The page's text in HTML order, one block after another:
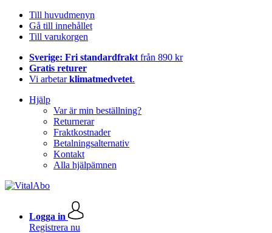
Till huvudmenyn
Gå till innehållet
Till varukorgen
Sverige: Fri standardfrakt från 890 kr
Gratis returer
Vi arbetarklimatmedvetet.
Hjälp
Var är min beställning?
Returnerar
Fraktkostnader
Betalningsalternativ
Kontakt
Alla hjälpämnen
Logga in
Registrera nu